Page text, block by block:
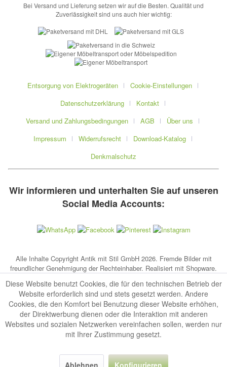
Bei Versand und Lieferung setzen wir auf die Besten. Qualität und
Zuverlässigkeit sind uns auch hier wichtig:
Entsorgung von Elektrogeräten
Cookie-Einstellungen
Datenschutzerklärung
Kontakt
Versand und Zahlungsbedingungen
AGB
Über uns
Impressum
Widerrufsrecht
Download-Katalog
Denkmalschutz
Wir informieren und unterhalten Sie auf unseren
Social Media Accounts:
Alle Inhalte Copyright Antik mit Stil GmbH 2026. Fremde Bilder mit
freundlicher Genehmigung der Rechteinhaber. Realisiert mit Shopware.
Diese Website benutzt Cookies, die für den technischen Betrieb der
Website erforderlich sind und stets gesetzt werden. Andere
Cookies, die den Komfort bei Benutzung dieser Website erhöhen,
der Direktwerbung dienen oder die Interaktion mit anderen
Websites und sozialen Netzwerken vereinfachen sollen, werden nur
mit Ihrer Zustimmung gesetzt.
Ablehnen Konfigurieren